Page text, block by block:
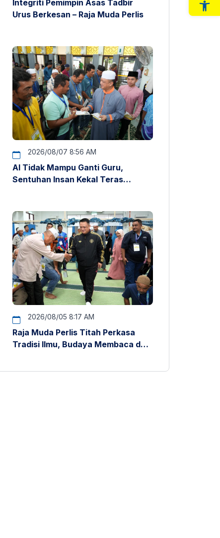
Integriti Pemimpin Asas Tadbir
Urus Berkesan – Raja Muda Perlis
2026/08/07 8:56 AM
AI Tidak Mampu Ganti Guru,
Sentuhan Insan Kekal Teras
2026/08/05 8:17 AM
Raja Muda Perlis Titah Perkasa
Tradisi Ilmu, Budaya Membaca dan